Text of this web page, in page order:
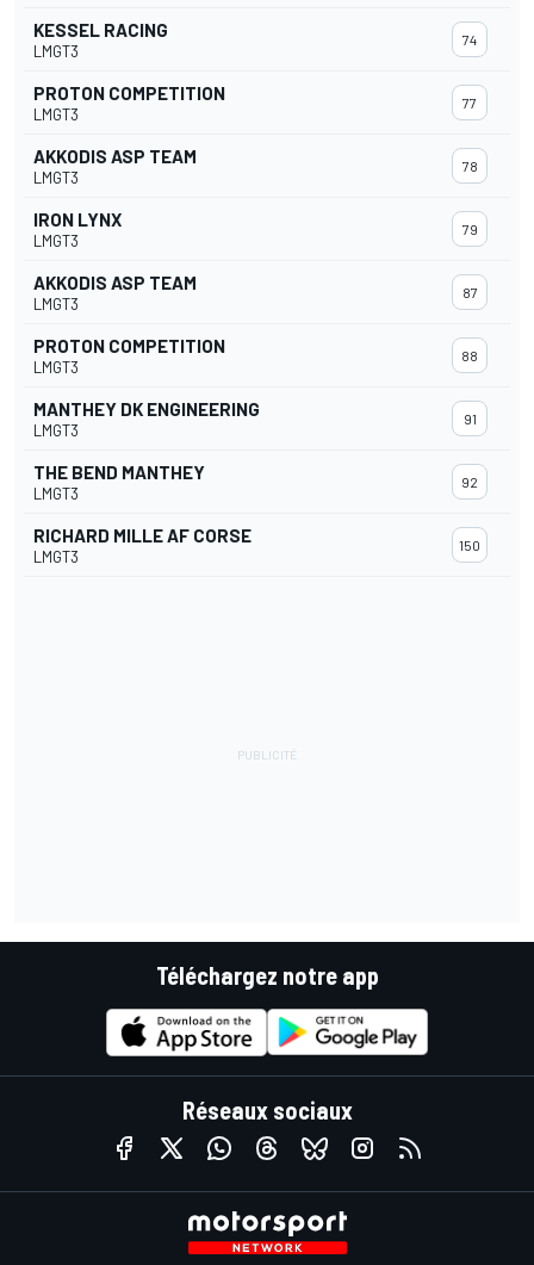
KESSEL RACING
LMGT3
74
PROTON COMPETITION
LMGT3
77
AKKODIS ASP TEAM
LMGT3
78
IRON LYNX
LMGT3
79
AKKODIS ASP TEAM
LMGT3
87
PROTON COMPETITION
LMGT3
88
MANTHEY DK ENGINEERING
LMGT3
91
THE BEND MANTHEY
LMGT3
92
RICHARD MILLE AF CORSE
LMGT3
150
Téléchargez notre app
Réseaux sociaux